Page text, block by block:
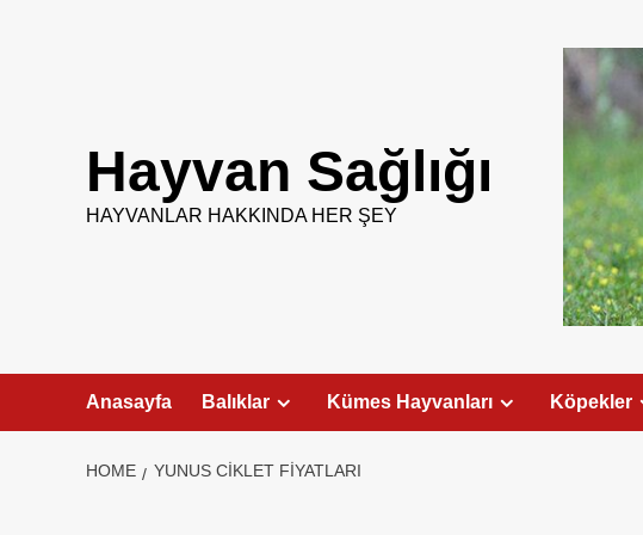
Hayvan Sağlığı
HAYVANLAR HAKKINDA HER ŞEY
Anasayfa Balıklar Kümes Hayvanları Köpekler
HOME YUNUS CIKLET FIYATLARI